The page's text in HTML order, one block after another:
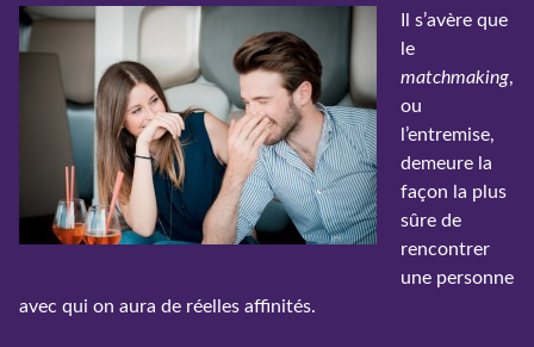
Il s’avère que
le
matchmaking,
ou
l’entremise,
demeure la
façon la plus
sûre de
rencontrer
une personne
avec qui on aura de réelles affinités.